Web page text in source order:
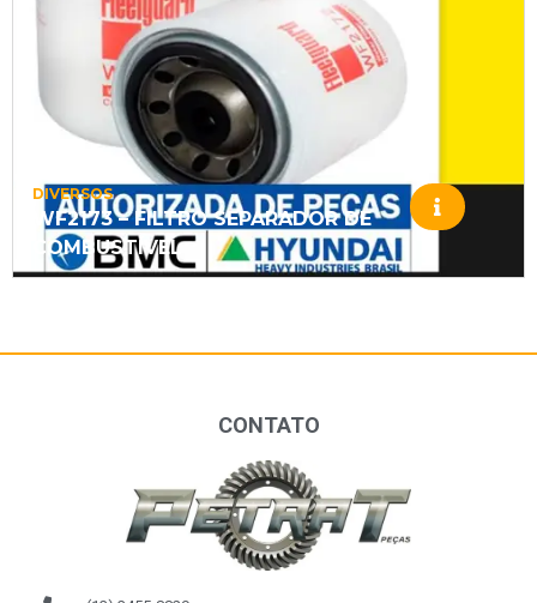
DIVERSOS
WF2173 – FILTRO SEPARADOR DE
COMBUSTÍVEL
CONTATO